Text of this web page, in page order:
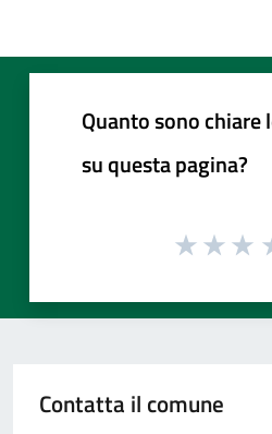
Quanto sono
su questa pagina?
Contatta il comune